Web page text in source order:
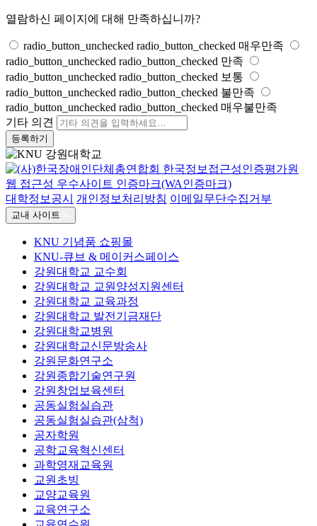
열람하신 페이지에 대해 만족하십니까?
radio_button_unchecked radio_button_checked 매우만족
radio_button_unchecked radio_button_checked 만족
radio_button_unchecked radio_button_checked 보통
radio_button_unchecked radio_button_checked 불만족
radio_button_unchecked radio_button_checked 매우불만족
기타 의견
등록하기
대학정보공시 개인정보처리방침 이메일무단수집거부
교내 사이트
KNU 기념품 쇼핑몰
KNU-큐브 & 메이커스페이스
강원대학교 교수회
강원대학교 교원양성지원센터
강원대학교 교육과정
강원대학교 발전기금재단
강원대학교병원
강원대학교신문방송사
강원문화연구소
강원종합기술연구원
강원창업보육센터
공동실험실습관
공동실험실습관(삼척)
공자학원
공학교육혁신센터
과학영재교육원
교원초빙
교양교육원
교육연구소